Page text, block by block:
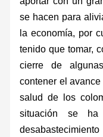
se hacen para
la economía, por
tenido que tomar,
cierre de
contener el
salud de los
situación se ha